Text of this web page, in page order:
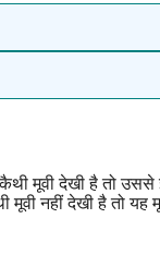
मूवी देखी है तो उससे
नहीं देखी है तो यह